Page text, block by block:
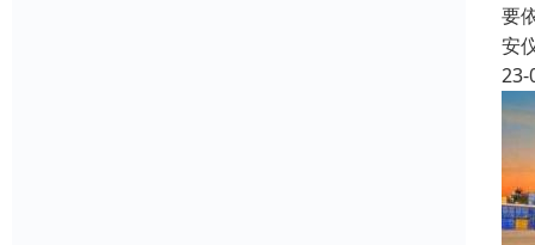
要
安
23-